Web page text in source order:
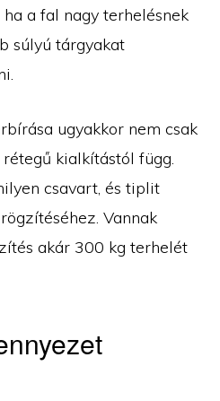
a fal nagy terhelésnek
súlyú tárgyakat
ugyakkor nem csak
kialkítástól függ.
csavart, és tiplit
Vannak
akár 300 kg terhelét